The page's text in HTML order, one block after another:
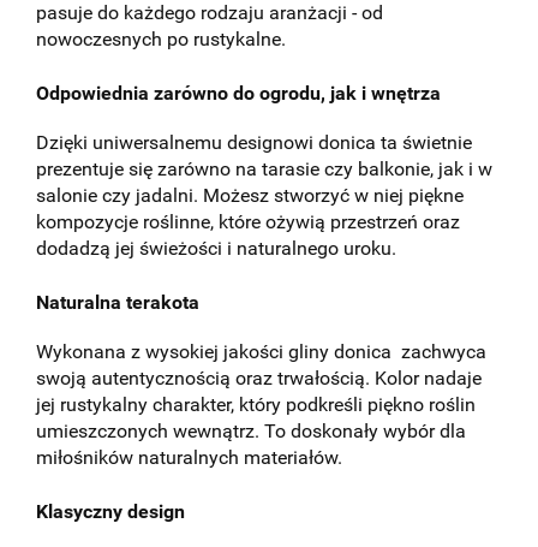
pasuje do każdego rodzaju aranżacji - od
nowoczesnych po rustykalne.
Odpowiednia zarówno do ogrodu, jak i wnętrza
Dzięki uniwersalnemu designowi donica ta świetnie
prezentuje się zarówno na tarasie czy balkonie, jak i w
salonie czy jadalni. Możesz stworzyć w niej piękne
kompozycje roślinne, które ożywią przestrzeń oraz
dodadzą jej świeżości i naturalnego uroku.
Naturalna terakota
Wykonana z wysokiej jakości gliny donica zachwyca
swoją autentycznością oraz trwałością. Kolor nadaje
jej rustykalny charakter, który podkreśli piękno roślin
umieszczonych wewnątrz. To doskonały wybór dla
miłośników naturalnych materiałów.
Klasyczny design